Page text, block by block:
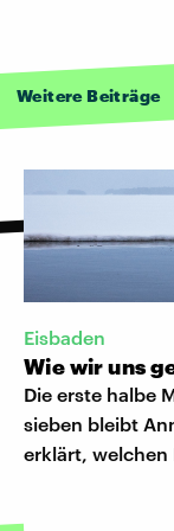
Weitere Beiträge
Eisbaden
Wie wir uns
Die erste halbe
sieben bleibt
erklärt, welchen